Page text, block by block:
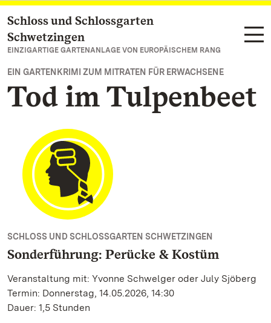
Zum Hauptinhalt springen
Schloss und Schlossgarten
Schwetzingen
EINZIGARTIGE GARTENANLAGE VON EUROPÄISCHEM RANG
EIN GARTENKRIMI ZUM MITRATEN FÜR ERWACHSENE
Tod im Tulpenbeet
SCHLOSS UND SCHLOSSGARTEN SCHWETZINGEN
Sonderführung: Perücke & Kostüm
Veranstaltung mit: Yvonne Schwelger oder July Sjöberg
Termin: Donnerstag, 14.05.2026, 14:30
Dauer: 1,5 Stunden